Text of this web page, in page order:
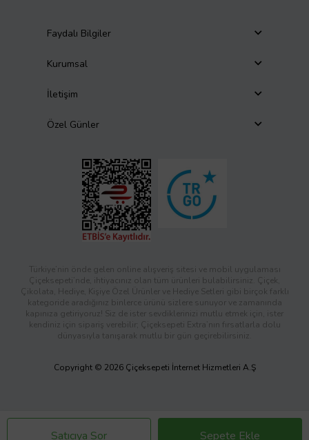
Satıcıya Sor Sepete Ekle
Faydalı Bilgiler
Kurumsal
İletişim
Özel Günler
Türkiye’nin önde gelen online alışveriş sitesi ve mobil uygulaması
Çiçeksepeti’nde, ihtiyacınız olan tüm ürünleri bulabilirsiniz. Çiçek,
Çikolata, Hediye, Kişiye Özel Ürünler ve Hediye Setleri gibi birçok farklı
kategoride aradığınız binlerce ürünü sizlere sunuyor ve zamanında
kapınıza getiriyoruz! Siz de ister sevdiklerinizi mutlu etmek için, ister
kendiniz için sipariş verebilir; Çiçeksepeti Extra’nın fırsatlarla dolu
dünyasıyla tanışarak mutlu bir gün geçirebilirsiniz.
Copyright © 2026 Çiçeksepeti İnternet Hizmetleri A.Ş